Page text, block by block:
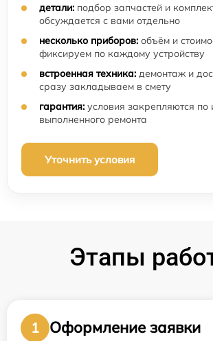
детали: подбор запчастей и
обсуждается с вами отдельно
несколько приборов: объём и
фиксируем по каждому устройству
встроенная техника: демонтаж и
сразу закладываем в смету
гарантия: условия закрепляются по
выполненного ремонта
Уточнить условия
Этапы
1
Оформление заявки